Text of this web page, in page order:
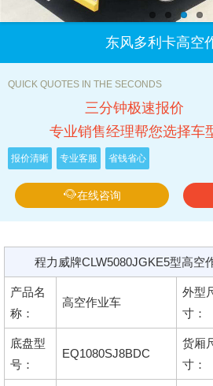
东风多利卡高空
QUICK QUOTES IN THE SECONDS
三分钟极速报价
专业销售经理帮您选择车
报价清晰 专业客服 省钱省心
在线咨询
程力威牌CLW5080JGKE5型高空
产品名
称：
高空作业车
外型
寸：
底盘型
号：
EQ1080SJ8BDC
货厢
寸：